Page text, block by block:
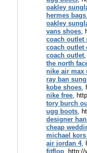
oakley
hermes bags
oakley
vans shoes
coach outlet
coach outlet
coach outlet
the north
nike air max
ray ban
kobe shoes
nike free ,
tory burch
ugg boots ,
designer
cheap
michael
air jordan 4,
fitflop ,